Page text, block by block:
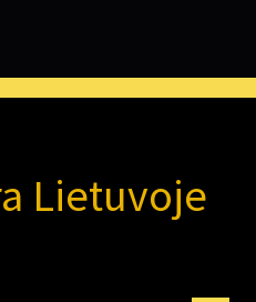
Lietuvoje